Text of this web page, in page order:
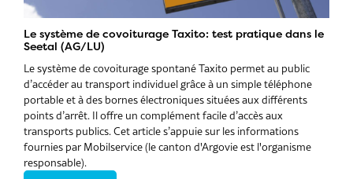
Le système de covoiturage Taxito: test pratique dans le
Seetal (AG/LU)
Le système de covoiturage spontané Taxito permet au public
d’accéder au transport individuel grâce à un simple téléphone
portable et à des bornes électroniques situées aux différents
points d’arrêt. Il offre un complément facile d’accès aux
transports publics. Cet article s’appuie sur les informations
fournies par Mobilservice (le canton d'Argovie est l'organisme
responsable).